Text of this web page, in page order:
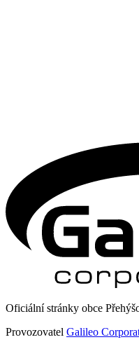
Oficiální stránky obce
Provozovatel Galileo